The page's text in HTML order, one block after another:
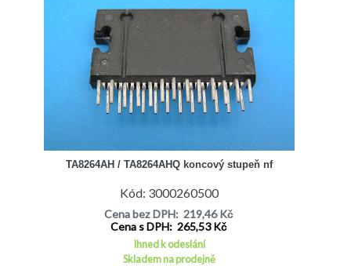
TA8264AH / TA8264AHQ koncový stupeň nf
Kód: 3000260500
Cena bez DPH: 219,46 Kč
Cena s DPH: 265,53 Kč
Ihned k odeslání
Skladem na prodejně